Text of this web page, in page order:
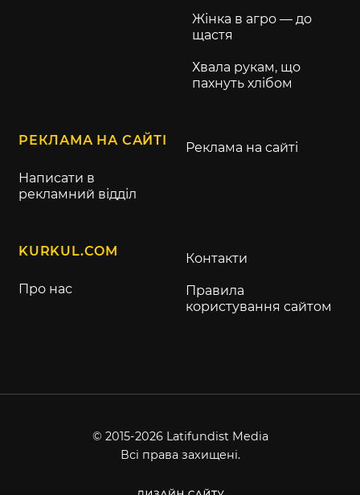
Жінка в агро — до
щастя
Хвала рукам, що
пахнуть хлібом
РЕКЛАМА НА САЙТІ
Написати в
рекламний відділ
Реклама на сайті
KURKUL.COM
Про нас
Контакти
Правила
користування сайтом
© 2015-2026 Latifundist Media
Всі права захищені.